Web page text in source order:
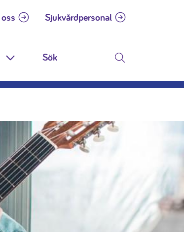
Sjukvårdpersonal
Toggle Dropdown Sök